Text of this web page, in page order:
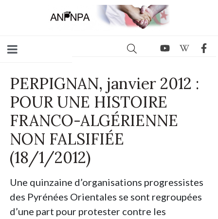
PERPIGNAN, janvier 2012 :
POUR UNE HISTOIRE
FRANCO-ALGÉRIENNE
NON FALSIFIÉE
(18/1/2012)
Une quinzaine d’organisations progressistes
des Pyrénées Orientales se sont regroupées
d’une part pour protester contre les